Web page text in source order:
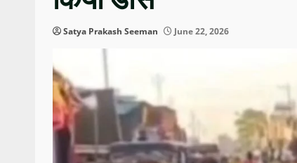
Satya Prakash Seeman June 22, 2026